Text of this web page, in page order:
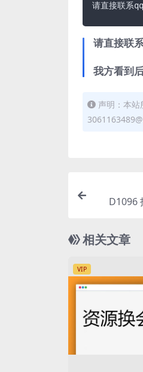
请直接联系
请直接联
我方看到
声明：本
D1096
相关文章
VIP